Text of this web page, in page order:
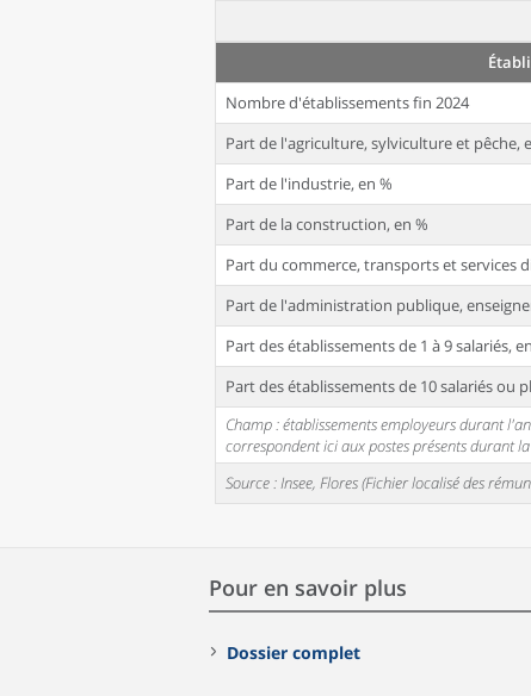
Nombre d'établissements fin 2024
Part de l'agriculture, sylviculture et pêche,
Part de l'industrie, en %
Part de la construction, en %
Part du commerce, transports et services
Part de l'administration publique,
Part des établissements de 1 à 9 salariés,
Part des établissements de 10 salariés ou
Champ : établissements employeurs durant
correspondent ici aux postes présents durant
Source : Insee, Flores (Fichier localisé des
Pour en savoir plus
Dossier complet